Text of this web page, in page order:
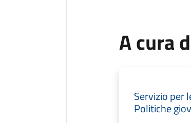
A cura
Servizio per
Politiche